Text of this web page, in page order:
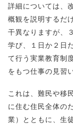
詳細については、
概観を説明するだ
干異なりますが、
学び、１日か２日
て行う実業教育制
をもつ仕事の見習
これは、難民や移
に住む住民全体の
業）とともに、生